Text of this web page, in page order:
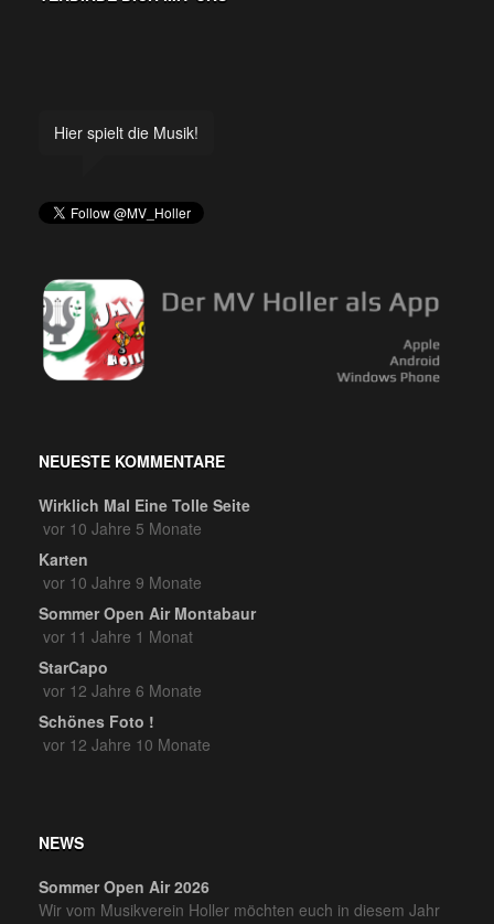
Hier spielt die Musik!
NEUESTE KOMMENTARE
Wirklich Mal Eine Tolle Seite
vor 10 Jahre 5 Monate
Karten
vor 10 Jahre 9 Monate
Sommer Open Air Montabaur
vor 11 Jahre 1 Monat
StarCapo
vor 12 Jahre 6 Monate
Schönes Foto !
vor 12 Jahre 10 Monate
NEWS
Sommer Open Air 2026
Wir vom Musikverein Holler möchten euch in diesem Jahr